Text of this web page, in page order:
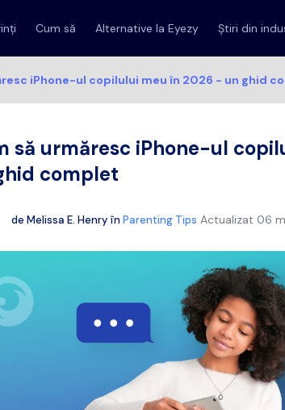
Cum să Alternative la Eyezy Știri din
iPhone-ul copilului meu în 2026 - un ghid
să urmăresc iPhone-ul
complet
de Melissa E. Henry în Parenting Tips Actualizat 06